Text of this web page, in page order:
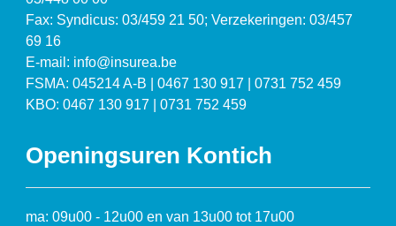
Fax: Syndicus: 03/459 21 50; Verzekeringen: 03/457
69 16
E-mail: info@insurea.be
FSMA: 045214 A-B | 0467 130 917 | 0731 752 459
KBO: 0467 130 917 | 0731 752 459
Openingsuren Kontich
ma: 09u00 - 12u00 en van 13u00 tot 17u00